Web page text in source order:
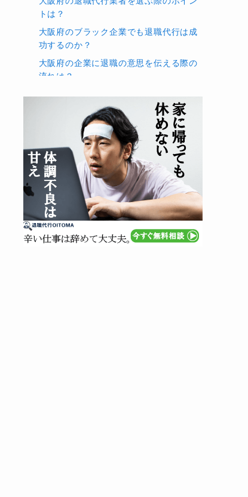
トは？
大阪府のブラック企業でも退職代行は成
功するのか？
大阪府の企業に退職の意思を伝える際の
流れは？
大阪府の退職代行の料金相場はいくら
退職代行を利用した場合、大阪府の会社
から訴えられる可能性はあるか？
大阪府の企業から退職届の提出を求めら
れた場合、どうすればよいか？
退職代行利用後に大阪府で再就職は可能
か？
退職代行を使っても大阪府の会社から連
絡が来た場合、どう対応すればよいか？